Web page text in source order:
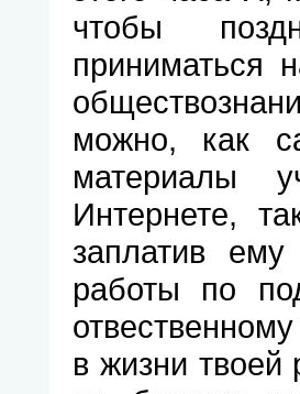
чтобы
приниматься
можно, как
материалы
Интернете,
заплатив
работы по
в жизни твоей